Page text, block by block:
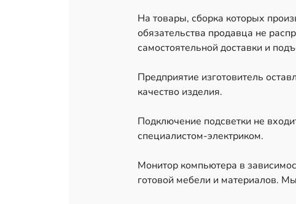
На товары, сборка которых
обязательства продавца не
самостоятельной доставки и
Предприятие изготовитель
качество изделия.
Подключение подсветки не
специалистом-электриком.
Монитор компьютера в
готовой мебели и материалов.